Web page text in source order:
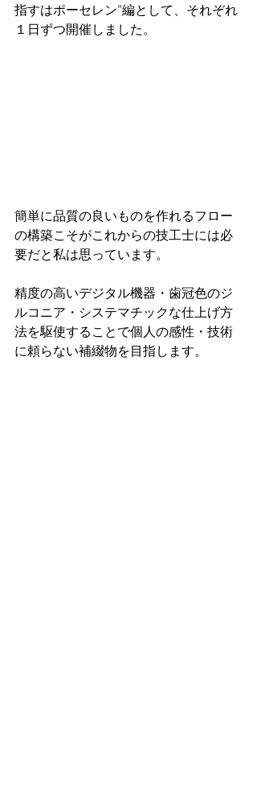
指すはポーセレン”編として、それぞれ
１日ずつ開催しました。
簡単に品質の良いものを作れるフロー
の構築こそがこれからの技工士には必
要だと私は思っています。
精度の高いデジタル機器・歯冠色のジ
ルコニア・システマチックな仕上げ方
法を駆使することで個人の感性・技術
に頼らない補綴物を目指します。